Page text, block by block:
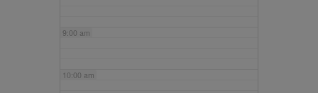
9:00 am
10:00 am